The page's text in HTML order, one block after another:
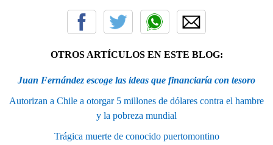
OTROS ARTÍCULOS EN ESTE BLOG:
Juan Fernández escoge las ideas que financiaría con tesoro
Autorizan a Chile a otorgar 5 millones de dólares contra el hambre
y la pobreza mundial
Trágica muerte de conocido puertomontino